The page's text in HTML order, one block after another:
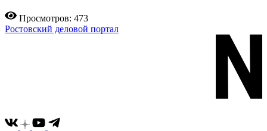
Просмотров: 473
Ростовский деловой портал